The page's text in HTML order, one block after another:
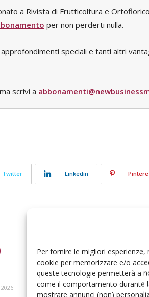
Per fornire le migliori
cookie per memorizzare e/o
queste tecnologie permetterà a
come il comportamento durante
mostrare annunci (non)
a Rivista di Frutticoltura e
per non perderti nulla.
speciali e tanti altri
scrivi a
Twitter Linkedin